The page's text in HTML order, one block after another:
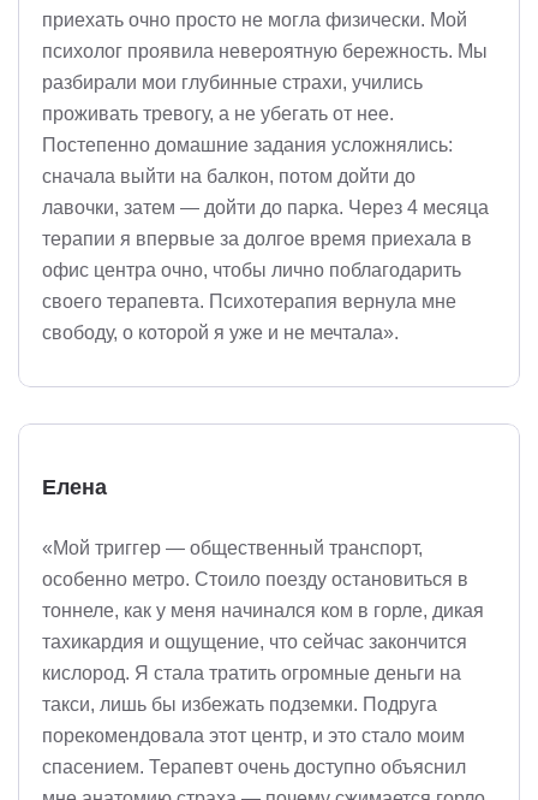
приехать очно просто не могла физически. Мой
психолог проявила невероятную бережность. Мы
разбирали мои глубинные страхи, учились
проживать тревогу, а не убегать от нее.
Постепенно домашние задания усложнялись:
сначала выйти на балкон, потом дойти до
лавочки, затем — дойти до парка. Через 4 месяца
терапии я впервые за долгое время приехала в
офис центра очно, чтобы лично поблагодарить
своего терапевта. Психотерапия вернула мне
свободу, о которой я уже и не мечтала».
Елена
«Мой триггер — общественный транспорт,
особенно метро. Стоило поезду остановиться в
тоннеле, как у меня начинался ком в горле, дикая
тахикардия и ощущение, что сейчас закончится
кислород. Я стала тратить огромные деньги на
такси, лишь бы избежать подземки. Подруга
порекомендовала этот центр, и это стало моим
спасением. Терапевт очень доступно объяснил